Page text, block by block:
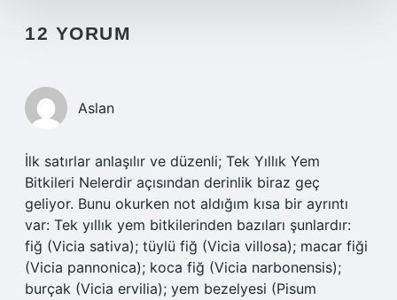
12 YORUM
Aslan
İlk satırlar anlaşılır ve düzenli; Tek Yıllık Yem
Bitkileri Nelerdir açısından derinlik biraz geç
geliyor. Bunu okurken not aldığım kısa bir ayrıntı
var: Tek yıllık yem bitkilerinden bazıları şunlardır:
fiğ (Vicia sativa); tüylü fiğ (Vicia villosa); macar fiği
(Vicia pannonica); koca fiğ (Vicia narbonensis);
burçak (Vicia ervilia); yem bezelyesi (Pisum